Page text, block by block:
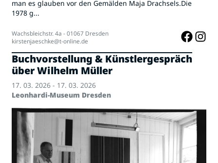
man es glauben vor den Gemälden Maja Drachsels.Die
1978 g...
Wachsbleichstr. 4a - 01067 Dresden
kirstenjaeschke@t-online.de
Buchvorstellung & Künstlergespräch
über Wilhelm Müller
17. 03. 2026 - 17. 03. 2026
Leonhardi-Museum Dresden